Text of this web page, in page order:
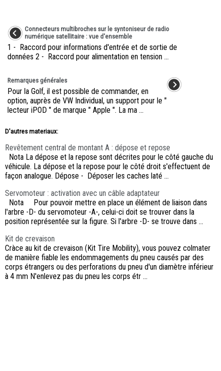
Connecteurs multibroches sur le syntoniseur de radio
numérique satellitaire : vue d'ensemble
1 - Raccord pour informations d'entrée et de sortie de
données 2 - Raccord pour alimentation en tension ...
Remarques générales
Pour la Golf, il est possible de commander, en
option, auprès de VW Individual, un support pour le "
lecteur iPOD " de marque " Apple ". La ma ...
D'autres materiaux:
Revêtement central de montant A : dépose et repose
Nota La dépose et la repose sont décrites pour le côté gauche du
véhicule. La dépose et la repose pour le côté droit s'effectuent de
façon analogue. Dépose - Déposer les caches laté ...
Servomoteur : activation avec un câble adaptateur
Nota Pour pouvoir mettre en place un élément de liaison dans
l'arbre -D- du servomoteur -A-, celui-ci doit se trouver dans la
position représentée sur la figure. Si l'arbre -D- se trouve dans ...
Kit de crevaison
Cràce au kit de crevaison (Kit Tire Mobility), vous pouvez colmater
de manière fiable les endommagements du pneu causés par des
corps étrangers ou des perforations du pneu d'un diamètre inférieur
à 4 mm N'enlevez pas du pneu les corps étr ...